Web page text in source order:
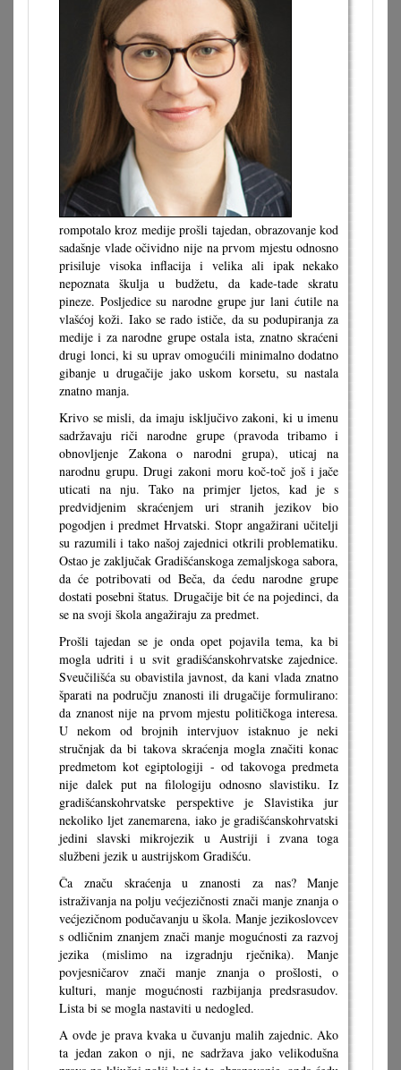
rompotalo kroz medije prošli tajedan, obrazovanje kod
sadašnje vlade očividno nije na prvom mjestu odnosno
prisiluje visoka inflacija i velika ali ipak nekako
nepoznata škulja u budžetu, da kade-tade skratu
pineze. Posljedice su narodne grupe jur lani ćutile na
vlašćoj koži. Iako se rado ističe, da su podupiranja za
medije i za narodne grupe ostala ista, znatno skraćeni
drugi lonci, ki su uprav omogućili minimalno dodatno
gibanje u drugačije jako uskom korsetu, su nastala
znatno manja.
Krivo se misli, da imaju isključivo zakoni, ki u imenu
sadržavaju riči narodne grupe (pravoda tribamo i
obnovljenje Zakona o narodni grupa), uticaj na
narodnu grupu. Drugi zakoni moru koč-toč još i jače
uticati na nju. Tako na primjer ljetos, kad je s
predvidjenim skraćenjem uri stranih jezikov bio
pogodjen i predmet Hrvatski. Stopr angažirani učitelji
su razumili i tako našoj zajednici otkrili problematiku.
Ostao je zaključak Gradišćanskoga zemaljskoga sabora,
da će potribovati od Beča, da ćedu narodne grupe
dostati posebni štatus. Drugačije bit će na pojedinci, da
se na svoji škola angažiraju za predmet.
Prošli tajedan se je onda opet pojavila tema, ka bi
mogla udriti i u svit gradišćanskohrvatske zajednice.
Sveučilišća su obavistila javnost, da kani vlada znatno
šparati na području znanosti ili drugačije formulirano:
da znanost nije na prvom mjestu političkoga interesa.
U nekom od brojnih intervjuov istaknuo je neki
stručnjak da bi takova skraćenja mogla značiti konac
predmetom kot egiptologiji - od takovoga predmeta
nije dalek put na filologiju odnosno slavistiku. Iz
gradišćanskohrvatske perspektive je Slavistika jur
nekoliko ljet zanemarena, iako je gradišćanskohrvatski
jedini slavski mikrojezik u Austriji i zvana toga
službeni jezik u austrijskom Gradišću.
Ča značu skraćenja u znanosti za nas? Manje
istraživanja na polju većjezičnosti znači manje znanja o
većjezičnom podučavanju u škola. Manje jezikoslovcev
s odličnim znanjem znači manje mogućnosti za razvoj
jezika (mislimo na izgradnju rječnika). Manje
povjesničarov znači manje znanja o prošlosti, o
kulturi, manje mogućnosti razbijanja predsrasudov.
Lista bi se mogla nastaviti u nedogled.
A ovde je prava kvaka u čuvanju malih zajednic. Ako
ta jedan zakon o nji, ne sadržava jako velikodušna